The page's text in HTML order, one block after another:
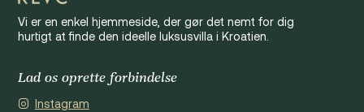
Vi er en enkel hjemmeside, der gør det nemt for dig
hurtigt at finde den ideelle luksusvilla i Kroatien.
Lad os oprette forbindelse
Instagram